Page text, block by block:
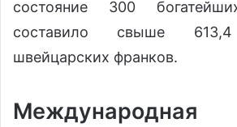
состояние 300
составило свыше
швейцарских франков.